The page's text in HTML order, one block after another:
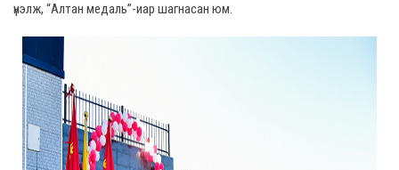
үнэлж, “Алтан медаль”-иар шагнасан юм.